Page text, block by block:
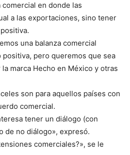
en donde las
a las exportaciones, sino tener
una balanza comercial
pero queremos que sea
marca Hecho en México y otras
son para aquellos países con
comercial.
tener un diálogo (con
de no diálogo», expresó.
comerciales?», se le